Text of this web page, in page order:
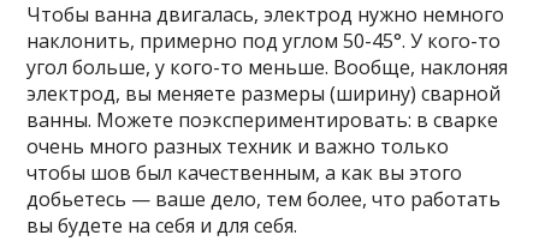
Чтобы ванна двигалась, электрод нужно немного
наклонить, примерно под углом 50-45°. У кого-то
угол больше, у кого-то меньше. Вообще, наклоняя
электрод, вы меняете размеры (ширину) сварной
ванны. Можете поэкспериментировать: в сварке
очень много разных техник и важно только
чтобы шов был качественным, а как вы этого
добьетесь — ваше дело, тем более, что работать
вы будете на себя и для себя.